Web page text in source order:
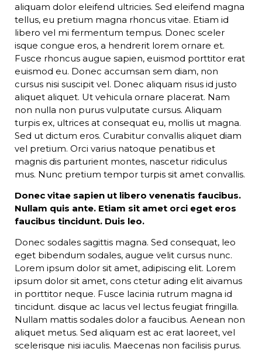
aliquam dolor eleifend ultricies. Sed eleifend magna
tellus, eu pretium magna rhoncus vitae. Etiam id
libero vel mi fermentum tempus. Donec sceler
isque congue eros, a hendrerit lorem ornare et.
Fusce rhoncus augue sapien, euismod porttitor erat
euismod eu. Donec accumsan sem diam, non
cursus nisi suscipit vel. Donec aliquam risus id justo
aliquet aliquet. Ut vehicula ornare placerat. Nam
non nulla non purus vulputate cursus. Aliquam
turpis ex, ultrices at consequat eu, mollis ut magna.
Sed ut dictum eros. Curabitur convallis aliquet diam
vel pretium. Orci varius natoque penatibus et
magnis dis parturient montes, nascetur ridiculus
mus. Nunc pretium tempor turpis sit amet convallis.
Donec vitae sapien ut libero venenatis faucibus.
Nullam quis ante. Etiam sit amet orci eget eros
faucibus tincidunt. Duis leo.
Donec sodales sagittis magna. Sed consequat, leo
eget bibendum sodales, augue velit cursus nunc.
Lorem ipsum dolor sit amet, adipiscing elit. Lorem
ipsum dolor sit amet, cons ctetur ading elit aivamus
in porttitor neque. Fusce lacinia rutrum magna id
tincidunt. disque ac lacus vel lectus feugiat fringilla.
Nullam mattis sodales dolor a faucibus. Aenean non
aliquet metus. Sed aliquam est ac erat laoreet, vel
scelerisque nisi iaculis. Maecenas non facilisis purus.